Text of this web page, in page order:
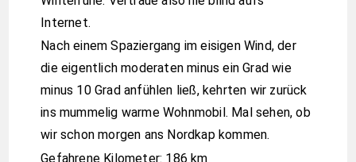
Internet.
Nach einem Spaziergang im eisigen Wind, der
die eigentlich moderaten minus ein Grad wie
minus 10 Grad anfühlen ließ, kehrten wir zurück
ins mummelig warme Wohnmobil. Mal sehen, ob
wir schon morgen ans Nordkap kommen.
Gefahrene Kilometer: 186 km